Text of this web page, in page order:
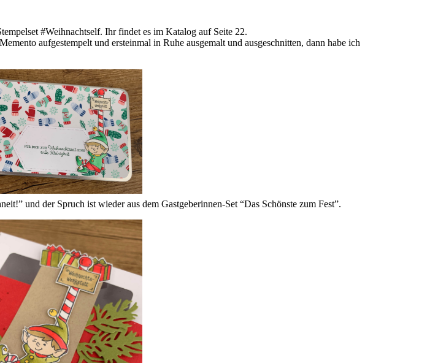
#Weihnachtself. Ihr findet es im Katalog auf Seite 22.
aufgestempelt und ersteinmal in Ruhe ausgemalt und ausgeschnitten, dann habe ich
und der Spruch ist wieder aus dem Gastgeberinnen-Set “Das Schönste zum Fest”.